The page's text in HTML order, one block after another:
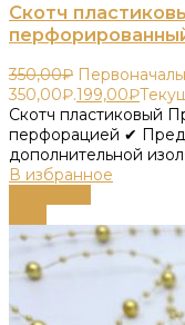
Скотч
350,00₽
350,00₽.199,00₽
Скотч пластиковый
перфорацией ✔
дополнительной
В избранное